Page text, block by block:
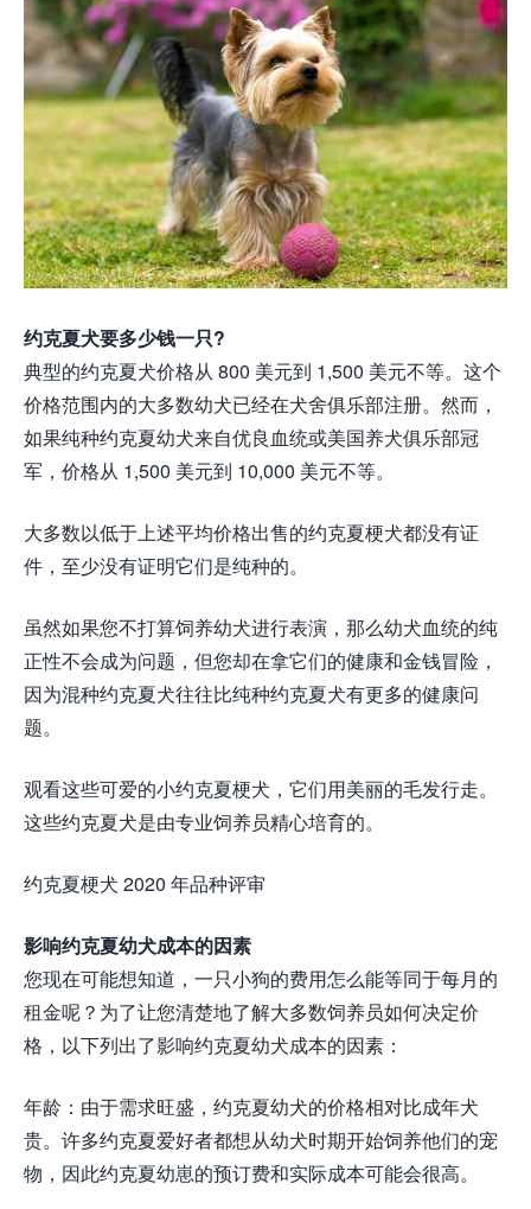
约克夏犬要多少钱一只?
典型的约克夏犬价格从 800 美元到 1,500 美元不等。这个
价格范围内的大多数幼犬已经在犬舍俱乐部注册。然而，
如果纯种约克夏幼犬来自优良血统或美国养犬俱乐部冠
军，价格从 1,500 美元到 10,000 美元不等。
大多数以低于上述平均价格出售的约克夏梗犬都没有证
件，至少没有证明它们是纯种的。
虽然如果您不打算饲养幼犬进行表演，那么幼犬血统的纯
正性不会成为问题，但您却在拿它们的健康和金钱冒险，
因为混种约克夏犬往往比纯种约克夏犬有更多的健康问
题。
观看这些可爱的小约克夏梗犬，它们用美丽的毛发行走。
这些约克夏犬是由专业饲养员精心培育的。
约克夏梗犬 2020 年品种评审
影响约克夏幼犬成本的因素
您现在可能想知道，一只小狗的费用怎么能等同于每月的
租金呢？为了让您清楚地了解大多数饲养员如何决定价
格，以下列出了影响约克夏幼犬成本的因素：
年龄：由于需求旺盛，约克夏幼犬的价格相对比成年犬
贵。许多约克夏爱好者都想从幼犬时期开始饲养他们的宠
物，因此约克夏幼崽的预订费和实际成本可能会很高。